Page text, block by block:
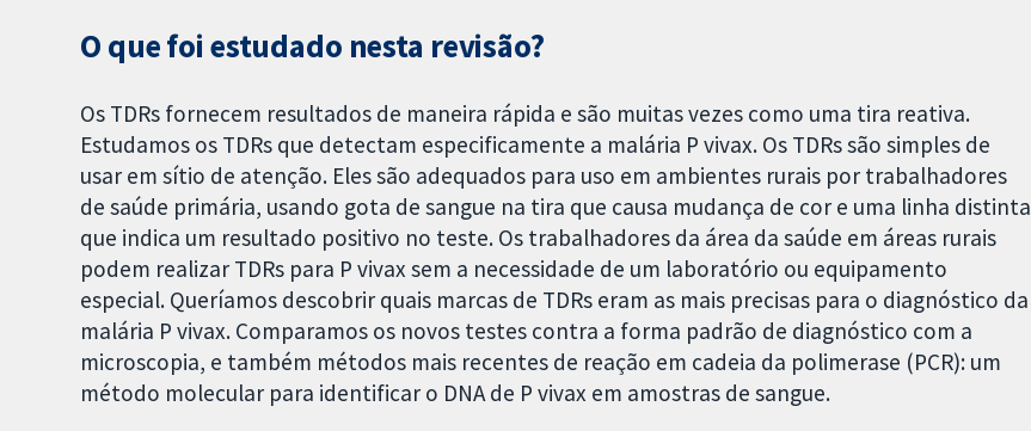
O que foi estudado nesta revisão?
Os TDRs fornecem resultados de maneira rápida e são muitas vezes como uma tira reativa.
Estudamos os TDRs que detectam especificamente a malária P vivax. Os TDRs são simples de
usar em sítio de atenção. Eles são adequados para uso em ambientes rurais por trabalhadores
de saúde primária, usando gota de sangue na tira que causa mudança de cor e uma linha distinta
que indica um resultado positivo no teste. Os trabalhadores da área da saúde em áreas rurais
podem realizar TDRs para P vivax sem a necessidade de um laboratório ou equipamento
especial. Queríamos descobrir quais marcas de TDRs eram as mais precisas para o diagnóstico da
malária P vivax. Comparamos os novos testes contra a forma padrão de diagnóstico com a
microscopia, e também métodos mais recentes de reação em cadeia da polimerase (PCR): um
método molecular para identificar o DNA de P vivax em amostras de sangue.